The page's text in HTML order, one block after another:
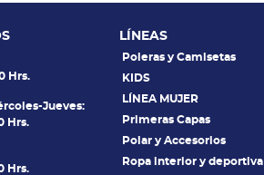
Hrs.
Jueves:
Hrs.
Hrs.
LÍNEAS
Poleras y Camisetas
KIDS
LÍNEA MUJER
Primeras Capas
Polar y Accesorios
Ropa interior y deportiva